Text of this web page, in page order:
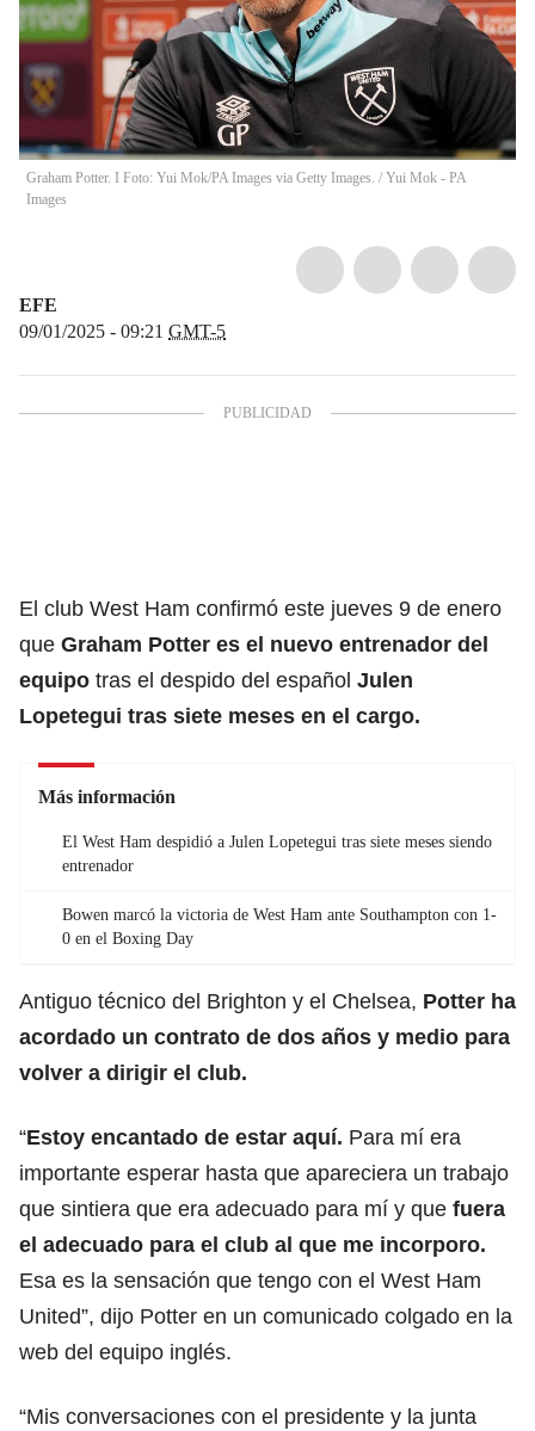
Graham Potter. I Foto: Yui Mok/PA Images via Getty Images. / Yui Mok - PA
Images
EFE
09/01/2025 - 09:21 GMT-5
El club West Ham confirmó este jueves 9 de enero
que Graham Potter es el nuevo entrenador del
equipo tras el despido del español Julen
Lopetegui tras siete meses en el cargo.
Más información
El West Ham despidió a Julen Lopetegui tras siete meses siendo
entrenador
Bowen marcó la victoria de West Ham ante Southampton con 1-
0 en el Boxing Day
Antiguo técnico del Brighton y el Chelsea, Potter ha
acordado un contrato de dos años y medio para
volver a dirigir el club.
“Estoy encantado de estar aquí. Para mí era
importante esperar hasta que apareciera un trabajo
que sintiera que era adecuado para mí y que fuera
el adecuado para el club al que me incorporo.
Esa es la sensación que tengo con el West Ham
United”, dijo Potter en un comunicado colgado en la
web del equipo inglés.
“Mis conversaciones con el presidente y la junta